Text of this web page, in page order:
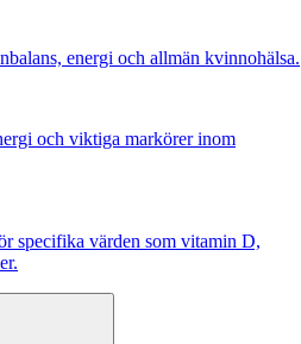
energi och allmän kvinnohälsa.
och viktiga markörer inom
specifika värden som vitamin D,